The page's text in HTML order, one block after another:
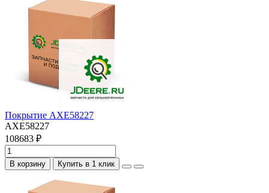
Покрытие AXE58227
AXE58227
108683 ₽
В корзину Купить в 1 клик